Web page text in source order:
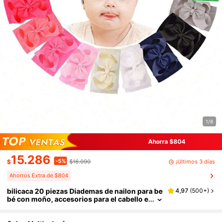
1/8
Ahorra $804
$15.286 -5% $16.090 ¡Últimos 3 días
Ahorros Extra de $804
bilicaca 20 piezas Diademas de nailon para be
bé con moño, accesorios para el cabello e
4,97 (500+)